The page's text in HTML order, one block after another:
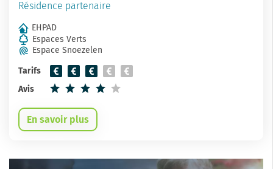
Résidence partenaire
EHPAD
Espaces Verts
Espace Snoezelen
Tarifs
Avis
En savoir plus